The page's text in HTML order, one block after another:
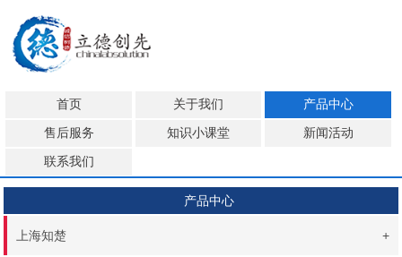
首页 关于我们 产品中心
售后服务 知识小课堂 新闻活动
联系我们
产品中心
上海知楚 +